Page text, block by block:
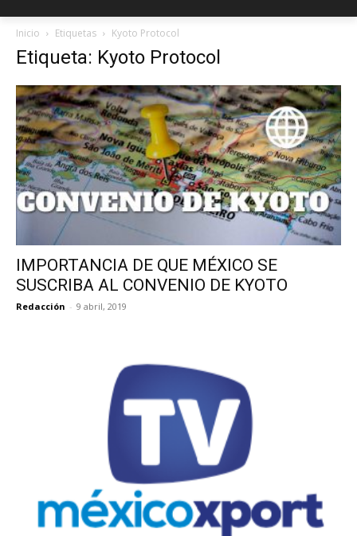
Inicio Etiquetas Kyoto Protocol
Etiqueta: Kyoto Protocol
IMPORTANCIA DE QUE MÉXICO SE
SUSCRIBA AL CONVENIO DE KYOTO
Redacción - 9 abril, 2019